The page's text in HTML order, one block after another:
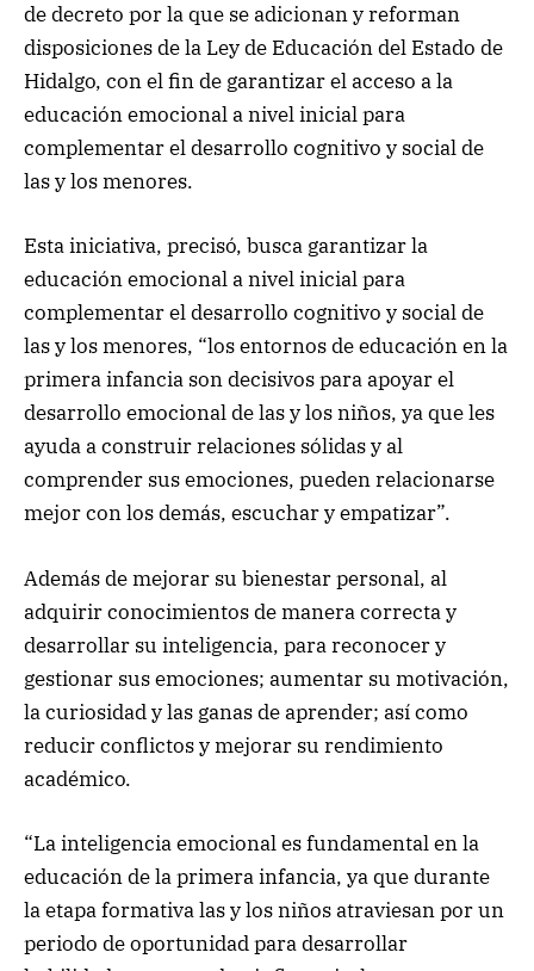
de decreto por la que se adicionan y reforman
disposiciones de la Ley de Educación del Estado de
Hidalgo, con el fin de garantizar el acceso a la
educación emocional a nivel inicial para
complementar el desarrollo cognitivo y social de
las y los menores.
Esta iniciativa, precisó, busca garantizar la
educación emocional a nivel inicial para
complementar el desarrollo cognitivo y social de
las y los menores, “los entornos de educación en la
primera infancia son decisivos para apoyar el
desarrollo emocional de las y los niños, ya que les
ayuda a construir relaciones sólidas y al
comprender sus emociones, pueden relacionarse
mejor con los demás, escuchar y empatizar”.
Además de mejorar su bienestar personal, al
adquirir conocimientos de manera correcta y
desarrollar su inteligencia­, para reconocer y
gestionar sus emociones; aumentar su motivación,
la curiosidad y las ganas de aprender; así como
reducir conflictos y mejorar su rendimiento
académico.
“La inteligencia emocional es fundamental en la
educación de la primera infancia, ya que durante
la etapa formativa las y los niños atraviesan por un
periodo de oportunidad para desarrollar